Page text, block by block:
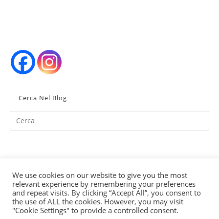
Cerca Nel Blog
Partita Iva IT02352380998
We use cookies on our website to give you the most
relevant experience by remembering your preferences
and repeat visits. By clicking “Accept All”, you consent to
the use of ALL the cookies. However, you may visit
"Cookie Settings" to provide a controlled consent.